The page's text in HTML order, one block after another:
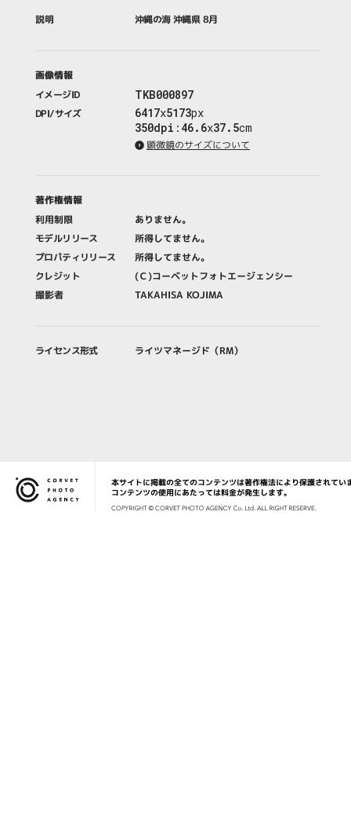
説明 沖縄の海 沖縄県 8月
画像情報
イメージID
TKB000897
DPI/サイズ 6417x5173px
350dpi : 46.6x37.5cm
顕微鏡のサイズについて
著作権情報
利用制限
ありません。
モデルリリース
所得してません。
プロパティリリース
所得してません。
クレジット
(Ｃ)コーベットフォトエージェンシー
撮影者
TAKAHISA KOJIMA
ライセンス形式 ライツマネージド（RM）
Corvet Photo Agency
本サイトに掲載の全てのコンテンツは著作権法により保護されてい
コンテンツの使用にあたっては料金が発生します。